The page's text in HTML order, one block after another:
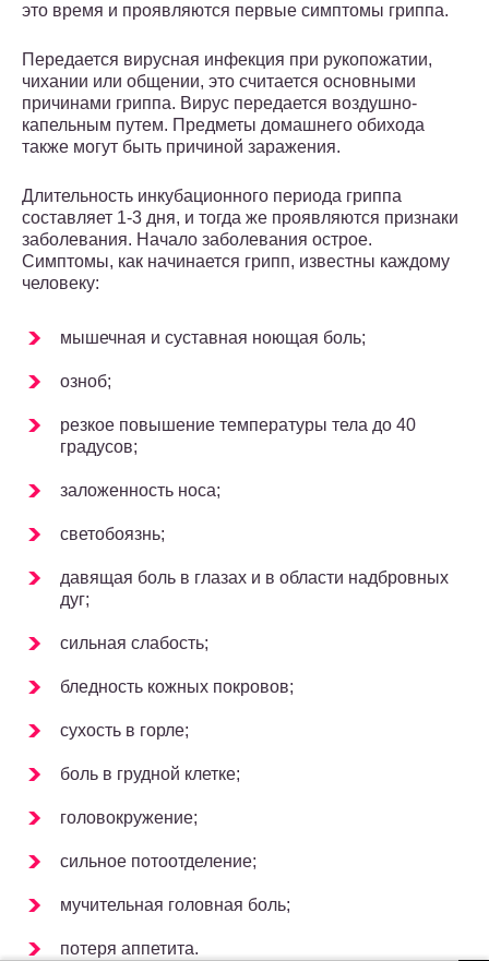
это время и проявляются первые симптомы гриппа.
Передается вирусная инфекция при рукопожатии,
чихании или общении, это считается основными
причинами гриппа. Вирус передается воздушно-
капельным путем. Предметы домашнего обихода
также могут быть причиной заражения.
Длительность инкубационного периода гриппа
составляет 1-3 дня, и тогда же проявляются признаки
заболевания. Начало заболевания острое.
Симптомы, как начинается грипп, известны каждому
человеку:
мышечная и суставная ноющая боль;
озноб;
резкое повышение температуры тела до 40
градусов;
заложенность носа;
светобоязнь;
давящая боль в глазах и в области надбровных
дуг;
сильная слабость;
бледность кожных покровов;
сухость в горле;
боль в грудной клетке;
головокружение;
сильное потоотделение;
мучительная головная боль;
потеря аппетита.